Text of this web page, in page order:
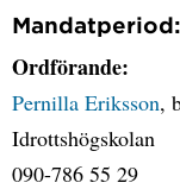
Ordförande:
Pernilla Eriksson,
Idrottshögskolan
090-786 55 29